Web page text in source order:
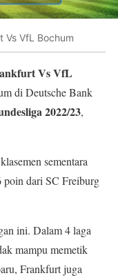
Vs VfL Bochum
Vs VfL
di Deutsche Bank
2022/23,
sementara
poin dari SC Freiburg
ini. Dalam 4 laga
mampu memetik
Frankfurt juga